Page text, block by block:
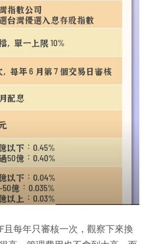
且每年只審核一次，觀察下來換